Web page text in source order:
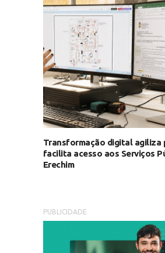
Transformação digital agiliza
facilita acesso aos Serviços
Erechim
PUBLICIDADE